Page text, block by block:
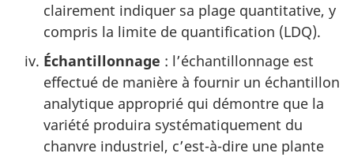
clairement indiquer sa plage quantitative, y
compris la limite de quantification (LDQ).
Échantillonnage : l’échantillonnage est
effectué de manière à fournir un échantillon
analytique approprié qui démontre que la
variété produira systématiquement du
chanvre industriel, c’est-à-dire une plante